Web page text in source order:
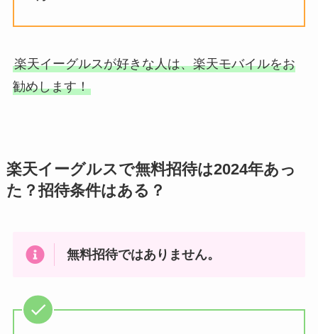
楽天イーグルスが好きな人は、楽天モバイルをお
勧めします！
楽天イーグルスで無料招待は2024年あっ
た？招待条件はある？
無料招待ではありません。